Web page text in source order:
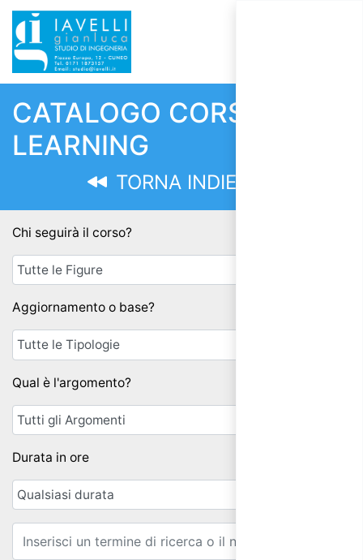
CATALOGO CORSI E-
LEARNING
TORNA INDIETRO
Chi seguirà il corso?
Aggiornamento o base?
Qual è l'argomento?
Durata in ore